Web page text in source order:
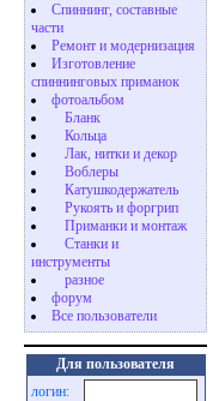
Спиннинг, составные
части
Ремонт и модернизация
Изготовление
спиннинговых приманок
фотоальбом
Бланк
Кольца
Лак, нитки и декор
Воблеры
Катушкодержатель
Рукоять и форгрип
Приманки и монтаж
Станки и
инструменты
разное
форум
Все пользователи
Для пользователя
логин: